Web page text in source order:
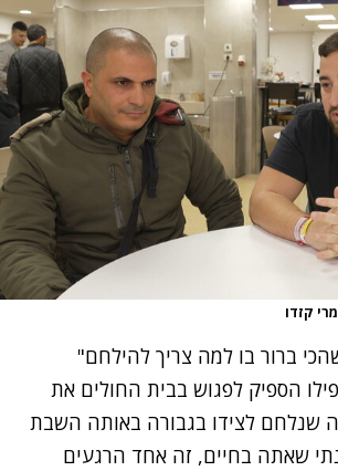
קזדו
ברור בו למה צריך להילחם"
הספיק לפגוש בבית החולים את
שנלחם לצידו בגבורה באותה השבת
שאתה בחיים, זה אחד הרגעים